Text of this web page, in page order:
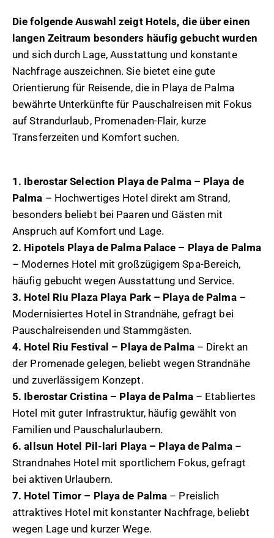
Die folgende Auswahl zeigt Hotels, die über einen
langen Zeitraum besonders häufig gebucht wurden
und sich durch Lage, Ausstattung und konstante
Nachfrage auszeichnen. Sie bietet eine gute
Orientierung für Reisende, die in Playa de Palma
bewährte Unterkünfte für Pauschalreisen mit Fokus
auf Strandurlaub, Promenaden-Flair, kurze
Transferzeiten und Komfort suchen.
1. Iberostar Selection Playa de Palma – Playa de
Palma – Hochwertiges Hotel direkt am Strand,
besonders beliebt bei Paaren und Gästen mit
Anspruch auf Komfort und Lage.
2. Hipotels Playa de Palma Palace – Playa de Palma
– Modernes Hotel mit großzügigem Spa-Bereich,
häufig gebucht wegen Ausstattung und Service.
3. Hotel Riu Plaza Playa Park – Playa de Palma–
Modernisiertes Hotel in Strandnähe, gefragt bei
Pauschalreisenden und Stammgästen.
4. Hotel Riu Festival – Playa de Palma– Direkt an
der Promenade gelegen, beliebt wegen Strandnähe
und zuverlässigem Konzept.
5. Iberostar Cristina – Playa de Palma– Etabliertes
Hotel mit guter Infrastruktur, häufig gewählt von
Familien und Pauschalurlaubern.
6. allsun Hotel Pil-lari Playa – Playa de Palma–
Strandnahes Hotel mit sportlichem Fokus, gefragt
bei aktiven Urlaubern.
7. Hotel Timor – Playa de Palma – Preislich
attraktives Hotel mit konstanter Nachfrage, beliebt
wegen Lage und kurzer Wege.